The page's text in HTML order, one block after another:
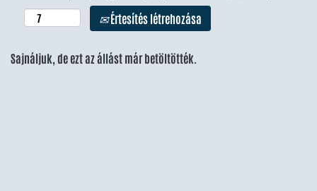
Értesítés létrehozása
Sajnáljuk, de ezt az állást már betöltötték.